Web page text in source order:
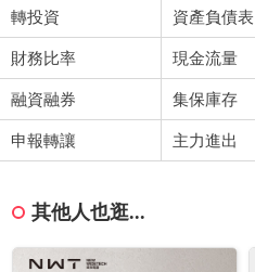
轉投資 資產負債表
財務比率 現金流量
融資融券 集保庫存
申報轉讓 主力進出
其他人也逛...